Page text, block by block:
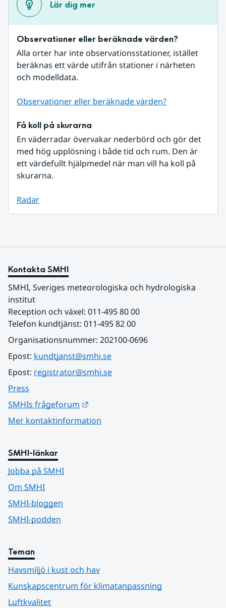
Lär dig mer
Observationer eller beräknade värden?
Alla orter har inte observationsstationer, istället
beräknas ett värde utifrån stationer i närheten
och modelldata.
Observationer eller beräknade värden?
Få koll på skurarna
En väderradar övervakar nederbörd och gör det
med hög upplösning i både tid och rum. Den är
ett värdefullt hjälpmedel när man vill ha koll på
skurarna.
Radar
Kontakta SMHI
SMHI, Sveriges meteorologiska och hydrologiska
institut
Reception och växel: 011-495 80 00
Telefon kundtjänst: 011-495 82 00
Organisationsnummer: 202100-0696
Epost: kundtjanst@smhi.se
Epost: registrator@smhi.se
Press
SMHIs frågeforum
Mer kontaktinformation
SMHI-länkar
Jobba på SMHI
Om SMHI
SMHI-bloggen
SMHI-podden
Teman
Havsmiljö i kust och hav
Kunskapscentrum för klimatanpassning
Luftkvalitet